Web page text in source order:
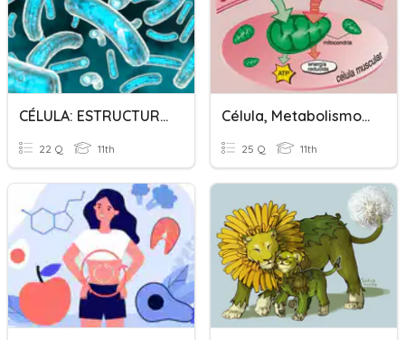
CÉLULA: ESTRUCTURA Y METABOLISMO
22 Q 11th
Célula, Metabolismo E Homeostase
25 Q 11th